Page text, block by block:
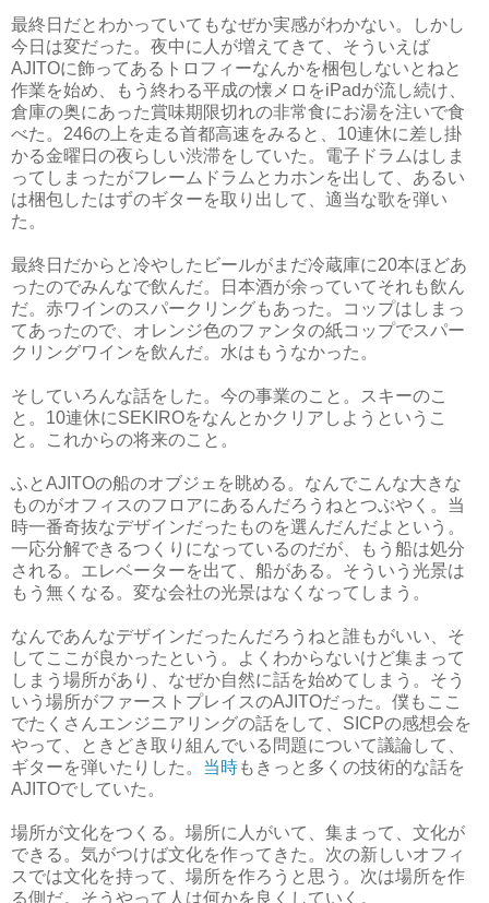
最終日だとわかっていてもなぜか実感がわかない。しかし
今日は変だった。夜中に人が増えてきて、そういえば
AJITOに飾ってあるトロフィーなんかを梱包しないとねと
作業を始め、もう終わる平成の懐メロをiPadが流し続け、
倉庫の奥にあった賞味期限切れの非常食にお湯を注いで食
べた。246の上を走る首都高速をみると、10連休に差し掛
かる金曜日の夜らしい渋滞をしていた。電子ドラムはしま
ってしまったがフレームドラムとカホンを出して、あるい
は梱包したはずのギターを取り出して、適当な歌を弾い
た。
最終日だからと冷やしたビールがまだ冷蔵庫に20本ほどあ
ったのでみんなで飲んだ。日本酒が余っていてそれも飲ん
だ。赤ワインのスパークリングもあった。コップはしまっ
てあったので、オレンジ色のファンタの紙コップでスパー
クリングワインを飲んだ。水はもうなかった。
そしていろんな話をした。今の事業のこと。スキーのこ
と。10連休にSEKIROをなんとかクリアしようというこ
と。これからの将来のこと。
ふとAJITOの船のオブジェを眺める。なんでこんな大きな
ものがオフィスのフロアにあるんだろうねとつぶやく。当
時一番奇抜なデザインだったものを選んだんだよという。
一応分解できるつくりになっているのだが、もう船は処分
される。エレベーターを出て、船がある。そういう光景は
もう無くなる。変な会社の光景はなくなってしまう。
なんであんなデザインだったんだろうねと誰もがいい、そ
してここが良かったという。よくわからないけど集まって
しまう場所があり、なぜか自然に話を始めてしまう。そう
いう場所がファーストプレイスのAJITOだった。僕もここ
でたくさんエンジニアリングの話をして、SICPの感想会を
やって、ときどき取り組んでいる問題について議論して、
ギターを弾いたりした。 当時もきっと多くの技術的な話を
AJITOでしていた。
場所が文化をつくる。場所に人がいて、集まって、文化が
できる。気がつけば文化を作ってきた。次の新しいオフィ
スでは文化を持って、場所を作ろうと思う。次は場所を作
る側だ。そうやって人は何かを良くしていく。